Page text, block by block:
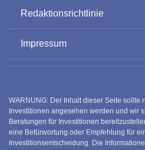
Redaktionsrichtlinie
Impressum
WARNUNG: Der Inhalt dieser Seite sollte
Investitionen angesehen werden und wir
Beratungen für Investitionen
eine Befürwortung oder Empfehlung für
Investitionsentscheidung. Die